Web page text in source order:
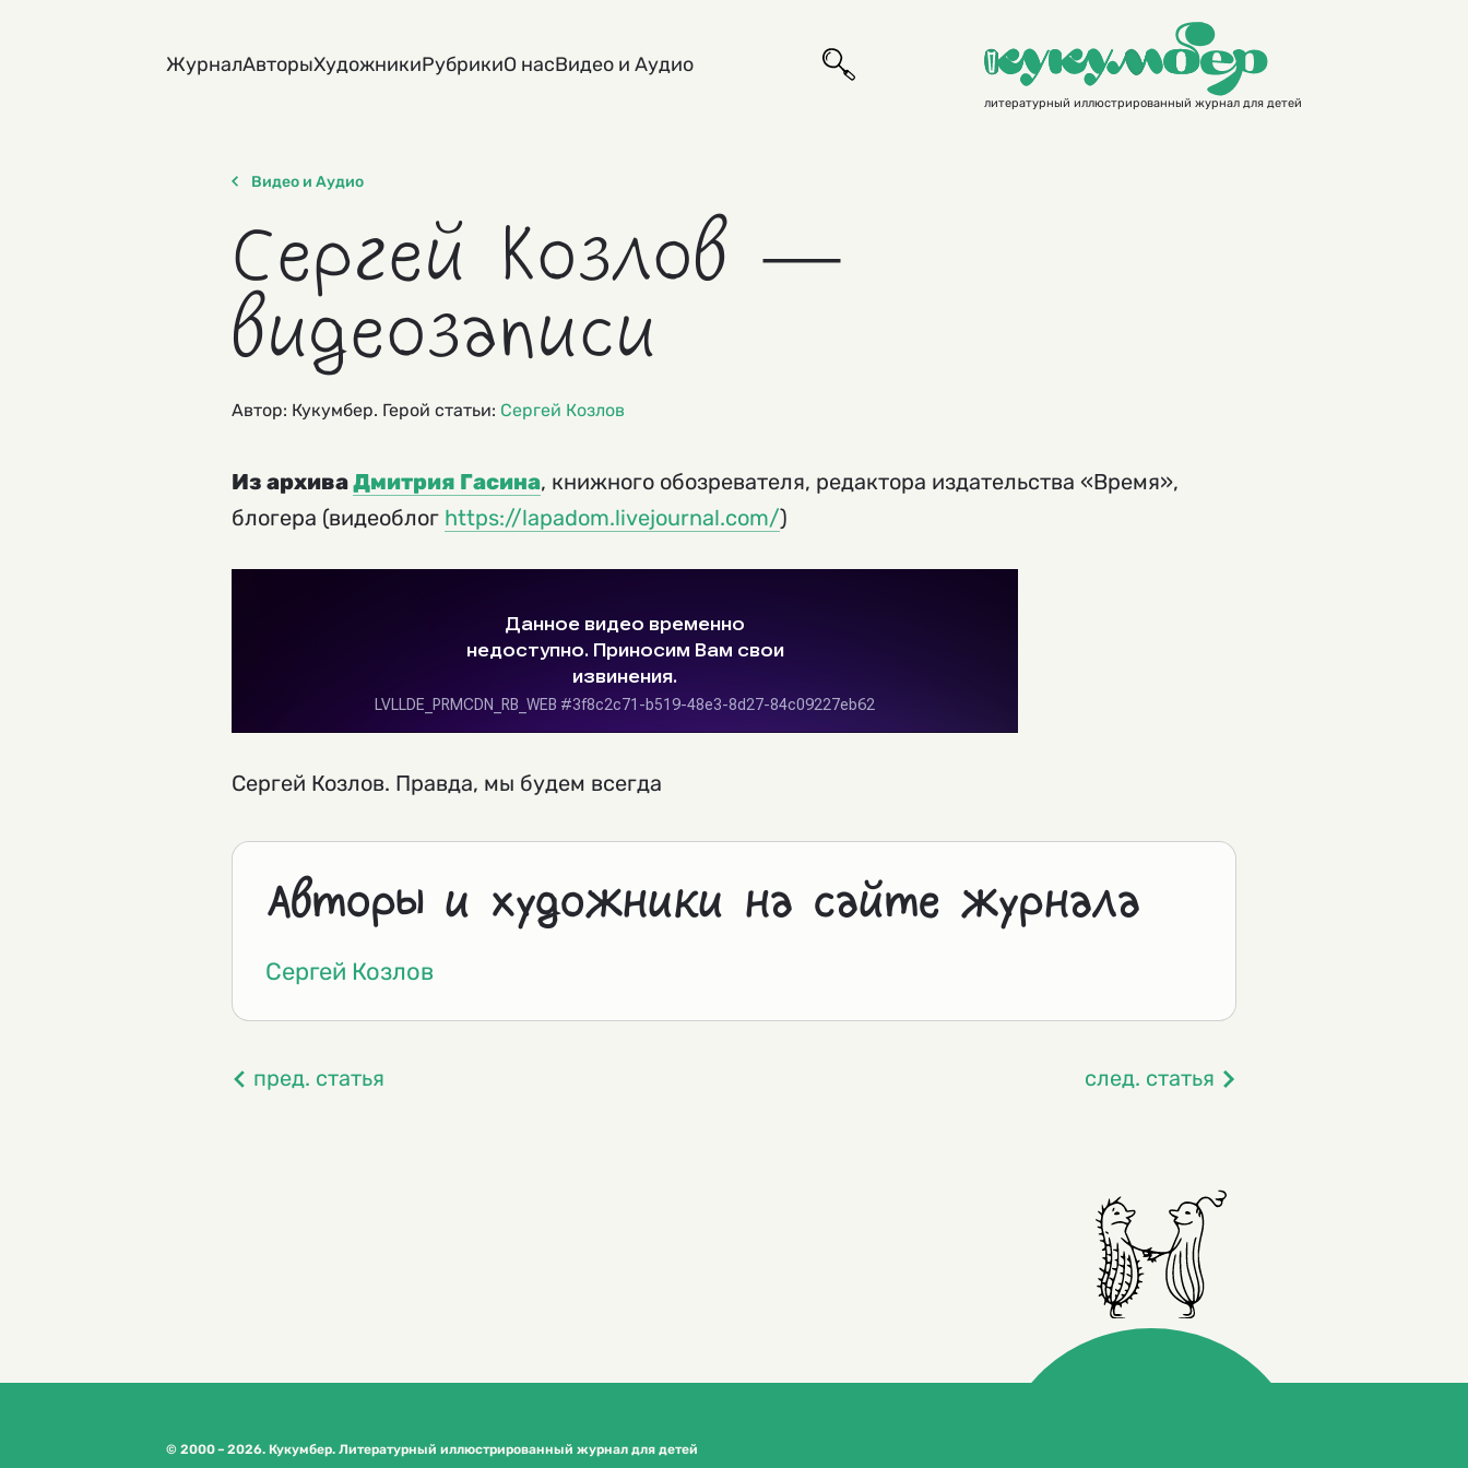
ЖурналАвторыХудожникиРубрикиО насВидео и Аудио
литературный иллюстрированный журнал для детей
Видео и Аудио
Сергей Козлов —
видеозаписи
Автор: Кукумбер. Герой статьи: Сергей Козлов
Из архиваДмитрия Гасина, книжного обозревателя, редактора издательства «Время»,
блогера (видеоблог https://lapadom.livejournal.com/)
Сергей Козлов. Правда, мы будем всегда
Авторы и художники на сайте журнала
Сергей Козлов
пред. статья след. статья
© 2000 – 2026. Кукумбер. Литературный иллюстрированный журнал для детей